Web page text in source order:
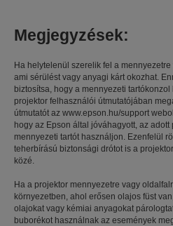
Megjegyzések:
Ha helytelenül szerelik fel a
ami sérülést vagy anyagi kárt okozhat.
biztosítsa, hogy a mennyezeti
projektor felhasználói útmutatójában
útmutatót az www.epson.hu/support
hogy az Epson által jóváhagyott, az
mennyezeti tartót használjon. Ezenfelül
teherbírású biztonsági drótot is a
közé.
Ha a projektor mennyezetre vagy
környezetben, ahol erősen olajos füst
olajokat vagy kémiai anyagokat
buborékot használnak az események